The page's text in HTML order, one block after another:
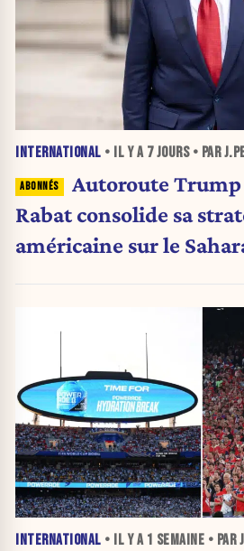
INTERNATIONAL • IL Y A 7 JOURS• PAR
Autoroute Trump
Rabat consolide sa
américaine sur le
INTERNATIONAL • IL Y A 1 SEMAINE • PAR